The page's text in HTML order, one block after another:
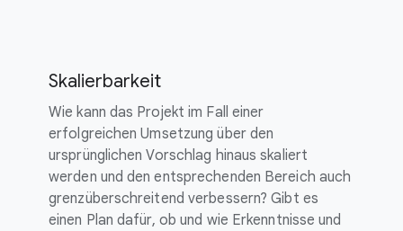
Skalierbarkeit
Wie kann das Projekt im Fall einer
erfolgreichen Umsetzung über den
ursprünglichen Vorschlag hinaus skaliert
werden und den entsprechenden Bereich auch
grenzüberschreitend verbessern? Gibt es
einen Plan dafür, ob und wie Erkenntnisse und